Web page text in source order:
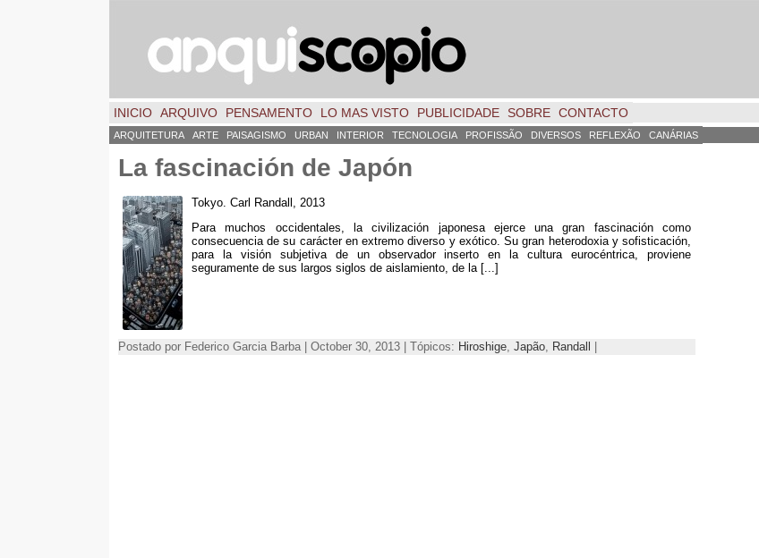
INICIO ARQUIVO PENSAMENTO LO MAS VISTO PUBLICIDADE SOBRE CONTACTO
ARQUITETURA ARTE PAISAGISMO URBAN INTERIOR TECNOLOGIA PROFISSÃO DIVERSOS REFLEXÃO CANÁRIAS
La fascinación de Japón
Tokyo Carl Randall
, 2013
Para muchos occidentales
la civilización japonesa ejerce una gran fascinación como
consecuencia de su carácter en extremo diverso y exótico.Su gran heterodoxia y sofisticación
para la visión subjetiva de un observador inserto en la cultura eurocéntrica ,proviene
seguramente de sus largos siglos de aislamiento de la [...]
Postado por Federico Garcia Barba | October 30, 2013 | Tópicos: Hiroshige Japão Randall